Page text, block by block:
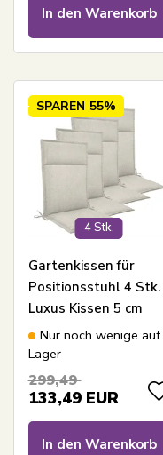
In den Warenkorb
4 Stk.
SPAREN 55%
Gartenkissen für
Positionsstuhl 4 Stk.
Luxus Kissen 5 cm
Schaum - Beige
Gartenkissen mit
hoher Rückenlehne -
Strapazierfähiger
Nordstrand Home
Nur noch wenige auf
Lager
299,49
133,49 EUR
In den Warenkorb